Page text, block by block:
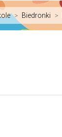
> Biedronki >